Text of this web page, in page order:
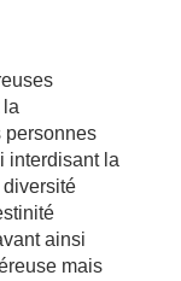
personnes
interdisant la
ainsi
mais